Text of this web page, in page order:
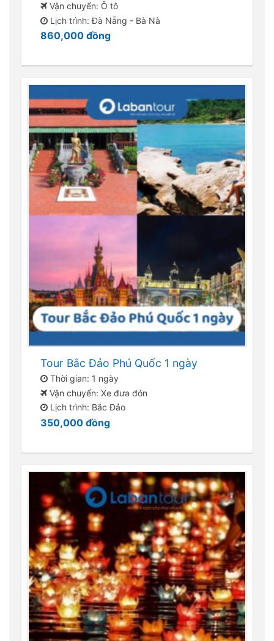
Vận chuyển: Ô tô
Lịch trình: Đà Nẵng - Bà Nà
860,000đồng
Tour Bắc Đảo Phú Quốc 1 ngày
Thời gian: 1 ngày
Vận chuyển: Xe đưa đón
Lịch trình: Bắc Đảo
350,000đồng